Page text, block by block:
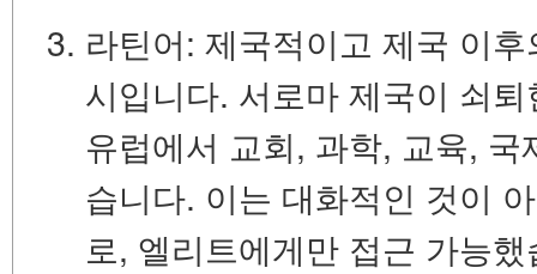
라틴어: 제국적이고 제국 이
시입니다. 서로마 제국이 쇠
유럽에서 교회, 과학, 교육,
습니다. 이는 대화적인 것이
로, 엘리트에게만 접근 가능